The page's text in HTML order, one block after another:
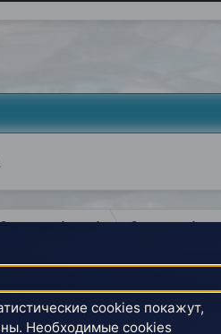
(архив) Эзотерика
cookies покажут,
Необходимые cookies